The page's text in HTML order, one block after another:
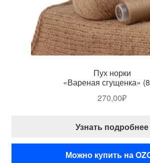
Пух норки
«Вареная сгущенка»
270,00₽
Узнать подробнее
Можно купить на